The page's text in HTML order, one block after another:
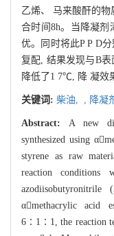
乙烯、 马来酸酐的
合时间8h。当降凝剂
优。同时将此P P D
复配, 结果发现与B
降低了1 7℃, 降 凝效
关键词: 柴油, , 降凝
Abstract: A new
synthesized using
styrene as raw
reaction
αmethacrylic acid
6∶1∶1, the reaction